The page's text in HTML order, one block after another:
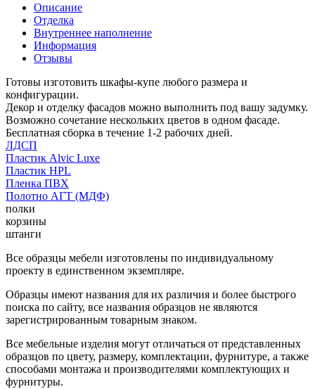
Описание
Отделка
Внутреннее наполнение
Информация
Отзывы
Готовы изготовить шкафы-купе любого размера и
конфигурации.
Декор и отделку фасадов можно выполнить под вашу задумку.
Возможно сочетание нескольких цветов в одном фасаде.
Бесплатная сборка в течение 1-2 рабочих дней.
ЛДСП
Пластик Alvic Luxe
Пластик HPL
Пленка ПВХ
Полотно АГТ (МДФ)
полки
корзины
штанги
Все образцы мебели изготовлены по индивидуальному
проекту в единственном экземпляре.
Образцы имеют названия для их различия и более быстрого
поиска по сайту, все названия образцов не являются
зарегистрированным товарным знаком.
Все мебельные изделия могут отличаться от представленных
образцов по цвету, размеру, комплектации, фурнитуре, а также
способами монтажа и производителями комплектующих и
фурнитуры.